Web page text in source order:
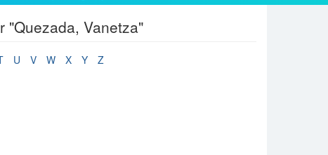
"Quezada, Vanetza"
U V W X Y
Z